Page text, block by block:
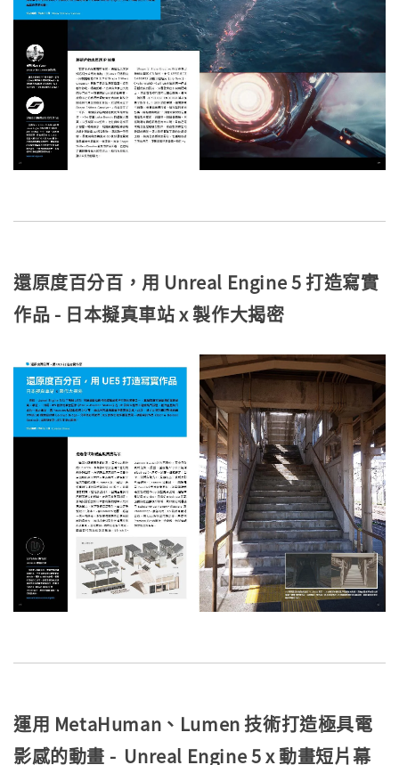
還原度百分百，用 Unreal Engine 5 打造寫實
作品 - 日本擬真車站 x 製作大揭密
運用 MetaHuman、Lumen 技術打造極具電
影感的動畫 - Unreal Engine 5 x 動畫短片幕